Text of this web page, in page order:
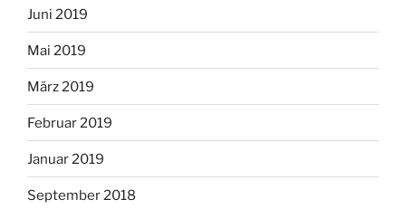
Juni 2019
Mai 2019
März 2019
Februar 2019
Januar 2019
September 2018